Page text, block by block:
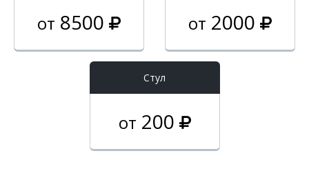
от 8500 от 2000
Стул
от 200